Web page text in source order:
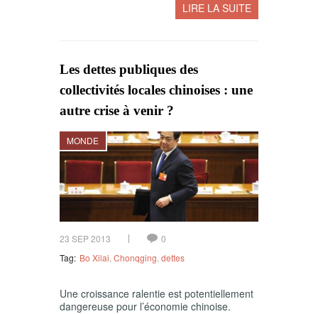
LIRE LA SUITE
Les dettes publiques des
collectivités locales chinoises : une
autre crise à venir ?
MONDE
23 SEP 2013
0
Tag: Bo Xilai Chonqging dettes
Une croissance ralentie est potentiellement
dangereuse pour l’économie chinoise.